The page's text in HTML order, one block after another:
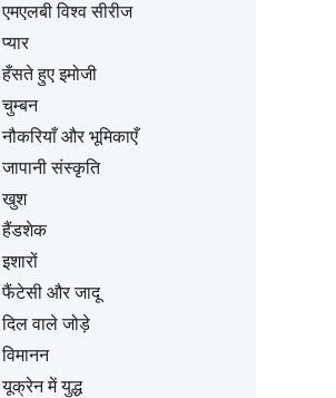
एमएलबी विश्व सीरीज
प्यार
हँसते हुए इमोजी
चुम्बन
नौकरियाँ और भूमिकाएँ
जापानी संस्कृति
खुश
हैंडशेक
इशारों
फैंटेसी और जादू
दिल वाले जोड़े
विमानन
यूक्रेन में युद्ध